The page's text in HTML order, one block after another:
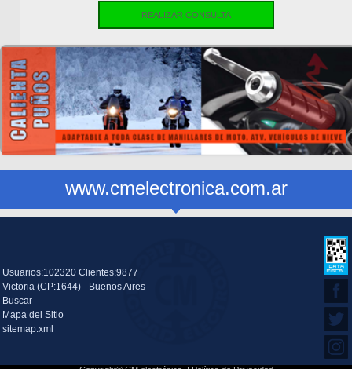
REALIZAR CONSULTA
www.cmelectronica.com.ar
Usuarios:102320 Clientes:9877
Victoria (CP:1644) - Buenos Aires
Buscar
Mapa del Sitio
sitemap.xml